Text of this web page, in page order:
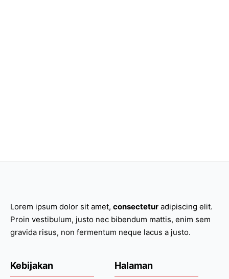
Lorem ipsum dolor sit amet, consectetur adipiscing elit.
Proin vestibulum, justo nec bibendum mattis, enim sem
gravida risus, non fermentum neque lacus a justo.
Kebijakan Halaman